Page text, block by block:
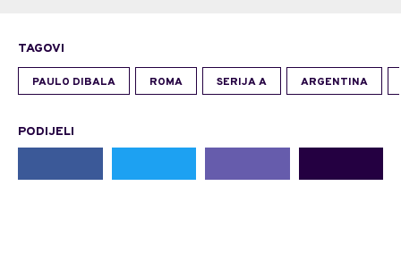
TAGOVI
PAULO DIBALA ROMA SERIJA A ARGENTINA
PODIJELI